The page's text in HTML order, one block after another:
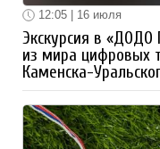
12:05 | 16 июля
Экскурсия в «ДОДО
из мира цифровых
Каменска-